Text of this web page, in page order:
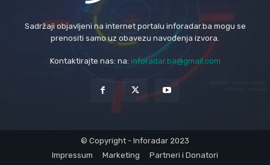
Sadržaji objavljeni na internet portalu inforadar.ba mogu se
prenositi samo uz obavezu navođenja izvora.
Kontaktirajte nas: na: inforadar.ba@gmail.com
© Copyright - Inforadar 2023
Impressum
Marketing Partneri i Donatori